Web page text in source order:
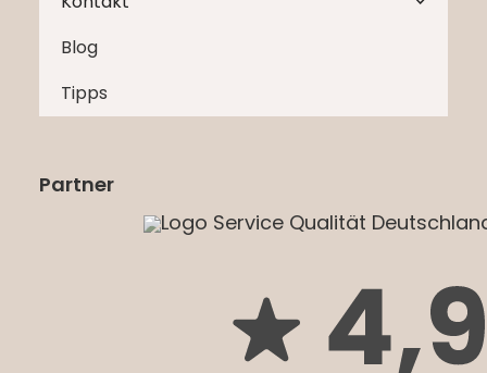
Blog
Tipps
Partner